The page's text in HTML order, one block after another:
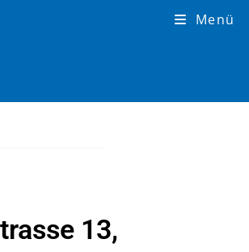
Menü
13,